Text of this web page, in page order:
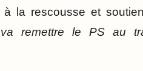
la rescousse et
va remettre le PS au